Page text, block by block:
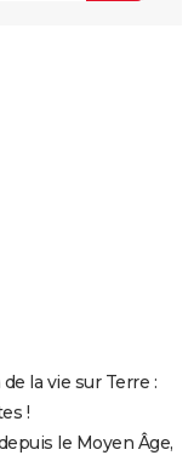
la vie sur Terre :
!
le Moyen Âge,